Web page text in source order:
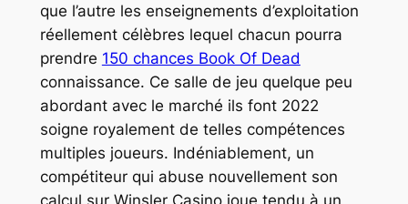
que l’autre les enseignements d’exploitation
réellement célèbres lequel chacun pourra
prendre 150 chances Book Of Dead
connaissance. Ce salle de jeu quelque peu
abordant avec le marché ils font 2022
soigne royalement de telles compétences
multiples joueurs. Indéniablement, un
compétiteur qui abuse nouvellement son
calcul sur Winsler Casino joue tendu à un